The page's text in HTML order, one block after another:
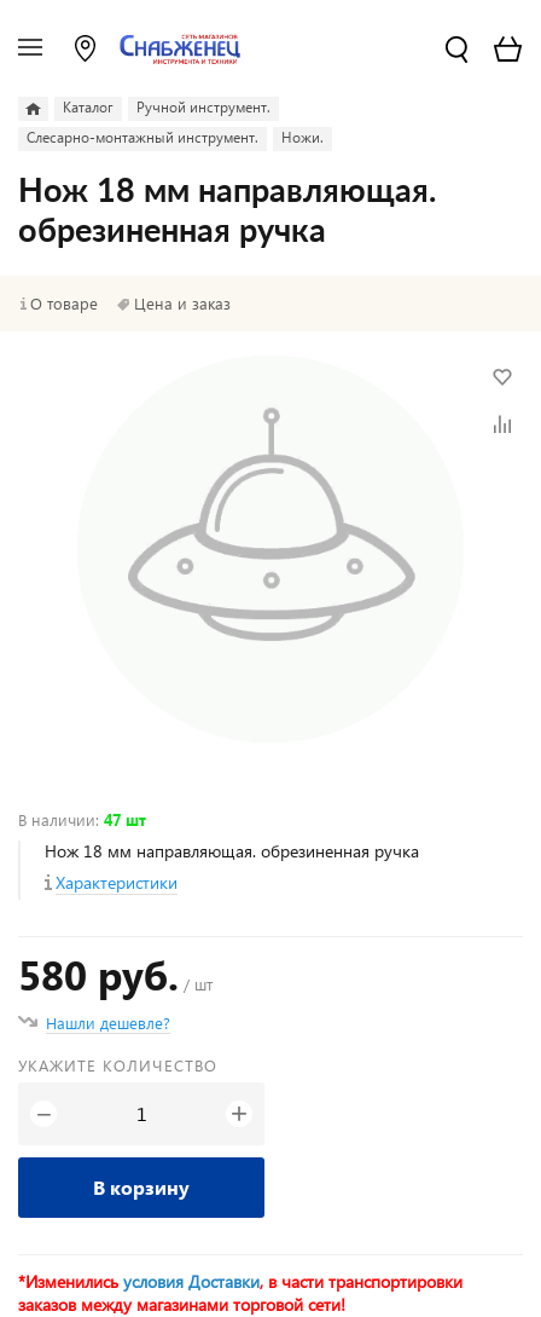
Каталог
Ручной инструмент.
Слесарно-монтажный инструмент.
Ножи.
Нож 18 мм направляющая.
обрезиненная ручка
О товаре Цена и заказ
В наличии: 47 шт
Нож 18 мм направляющая. обрезиненная ручка
Характеристики
580 руб. / шт
Нашли дешевле?
УКАЖИТЕ КОЛИЧЕСТВО
− +
В корзину
*Изменились условия Доставки, в части транспортировки
заказов между магазинами торговой сети!